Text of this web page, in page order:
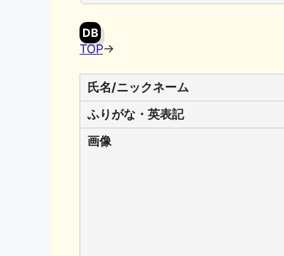
DB
TOP→
氏名/ニックネーム
ふりがな・英表記
画像